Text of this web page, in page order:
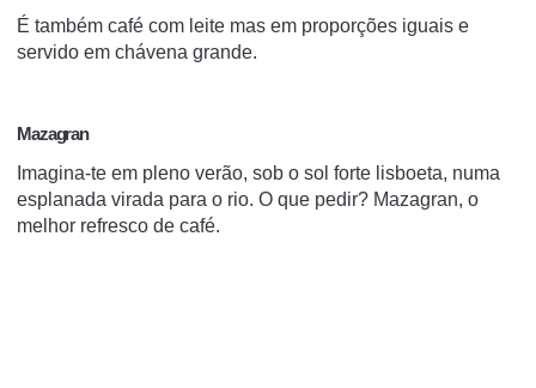
É também café com leite mas em proporções iguais e
servido em chávena grande.
Mazagran
magina-te em pleno verão, sob o sol forte lisboeta, numa
esplanada virada para o rio. O que pedir? Mazagran, o
melhor refresco de café.